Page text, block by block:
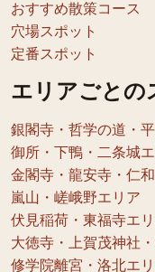
おすすめ散策コース
穴場スポット
定番スポット
エリアごとの
銀閣寺・哲学の道・
御所・下鴨・二条城
金閣寺・龍安寺・仁
嵐山・嵯峨野エリア
伏見稲荷・東福寺エ
大徳寺・上賀茂神社
修学院離宮・洛北エ